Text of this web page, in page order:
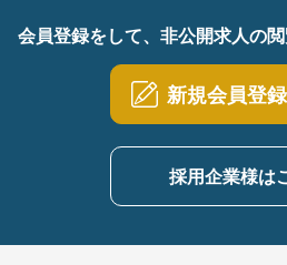
会員登録をして、非公開求人の
新規会員登録
採用企業様は